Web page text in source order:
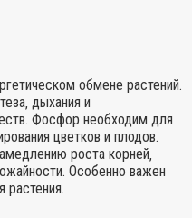
обмене растений.
дыхания и
Фосфор необходим для
цветков и плодов.
роста корней‚
Особенно важен
растения.